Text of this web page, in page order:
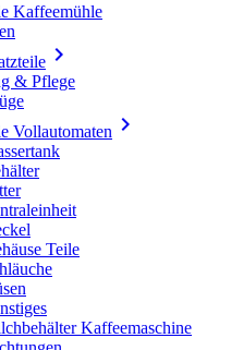
Kaffeemühle

& Pflege
Vollautomaten 
Teile
Kaffeemaschine